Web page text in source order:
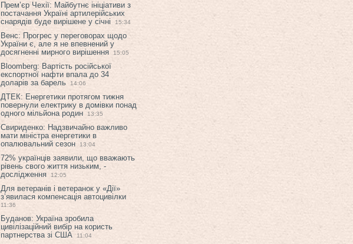
Прем’єр Чехії: Майбутнє ініціативи з
постачання Україні артилерійських
снарядів буде вирішене у січні
15:34
Венс: Прогрес у переговорах щодо
України є, але я не впевнений у
досягненні мирного вирішення
15:05
Bloomberg: Вартість російської
експортної нафти впала до 34
доларів за барель
14:06
ДТЕК: Енергетики протягом тижня
повернули електрику в домівки понад
одного мільйона родин
13:35
Свириденко: Надзвичайно важливо
мати міністра енергетики в
опалювальний сезон
13:04
72% українців заявили, що вважають
рівень свого життя низьким, -
дослідження
12:05
Для ветеранів і ветеранок у «Дії»
з’явилася компенсація автоцивілки
11:36
Буданов: Україна зробила
цивілізаційний вибір на користь
партнерства зі США
11:04